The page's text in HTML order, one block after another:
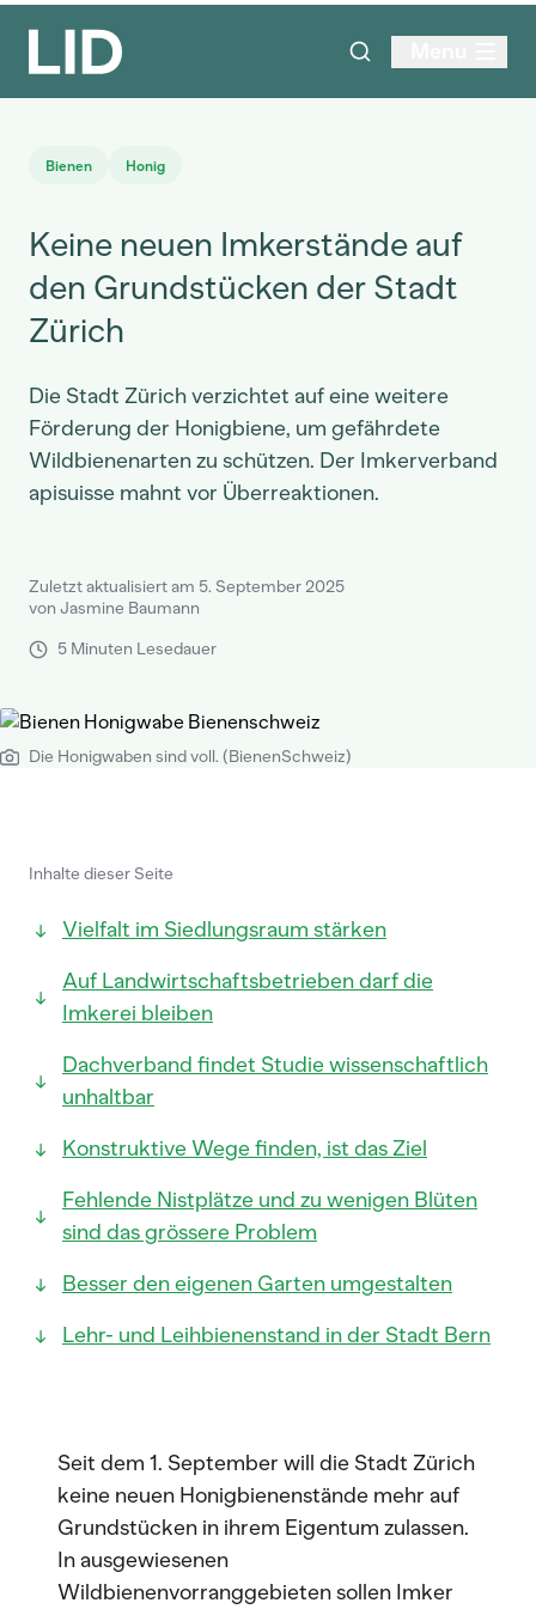
Bienen Honig
Keine neuen Imkerstände auf
den Grundstücken der Stadt
Zürich
Die Stadt Zürich verzichtet auf eine weitere
Förderung der Honigbiene, um gefährdete
Wildbienenarten zu schützen. Der Imkerverband
apisuisse mahnt vor Überreaktionen.
Zuletzt aktualisiert am 5. September 2025
von Jasmine Baumann
5 Minuten Lesedauer
Die Honigwaben sind voll. (BienenSchweiz)
Inhalte dieser Seite
Vielfalt im Siedlungsraum stärken
Auf Landwirtschaftsbetrieben darf die
Imkerei bleiben
Dachverband findet Studie wissenschaftlich
unhaltbar
Konstruktive Wege finden, ist das Ziel
Fehlende Nistplätze und zu wenigen Blüten
sind das grössere Problem
Besser den eigenen Garten umgestalten
Lehr- und Leihbienenstand in der Stadt Bern
Seit dem 1. September will die Stadt Zürich
keine neuen Honigbienenstände mehr auf
Grundstücken in ihrem Eigentum zulassen.
In ausgewiesenen
Wildbienenvorranggebieten sollen Imker